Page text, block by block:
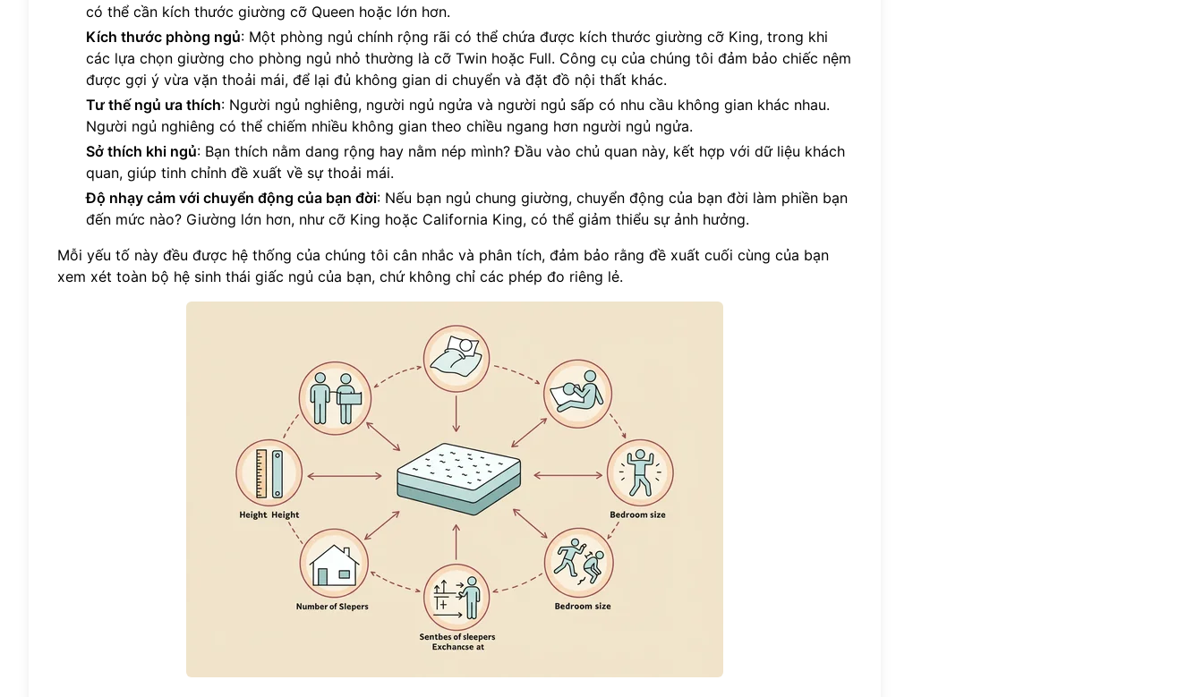
có thể cần kích thước giường cỡ Queen hoặc lớn hơn.
Kích thước phòng ngủ: Một phòng ngủ chính rộng rãi có thể chứa được kích thước giường cỡ King, trong khi
các lựa chọn giường cho phòng ngủ nhỏ thường là cỡ Twin hoặc Full. Công cụ của chúng tôi đảm bảo chiếc nệm
được gợi ý vừa vặn thoải mái, để lại đủ không gian di chuyển và đặt đồ nội thất khác.
Tư thế ngủ ưa thích: Người ngủ nghiêng, người ngủ ngửa và người ngủ sấp có nhu cầu không gian khác nhau.
Người ngủ nghiêng có thể chiếm nhiều không gian theo chiều ngang hơn người ngủ ngửa.
Sở thích khi ngủ: Bạn thích nằm dang rộng hay nằm nép mình? Đầu vào chủ quan này, kết hợp với dữ liệu khách
quan, giúp tinh chỉnh đề xuất về sự thoải mái.
Độ nhạy cảm với chuyển động của bạn đời: Nếu bạn ngủ chung giường, chuyển động của bạn đời làm phiền bạn
đến mức nào? Giường lớn hơn, như cỡ King hoặc California King, có thể giảm thiểu sự ảnh hưởng.
Mỗi yếu tố này đều được hệ thống của chúng tôi cân nhắc và phân tích, đảm bảo rằng đề xuất cuối cùng của bạn
xem xét toàn bộ hệ sinh thái giấc ngủ của bạn, chứ không chỉ các phép đo riêng lẻ.